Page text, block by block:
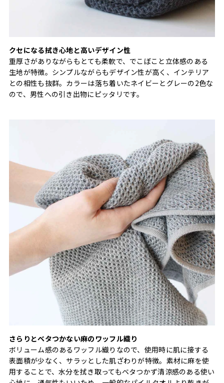
クセになる拭き心地と高いデザイン性
重厚さがありながらもとても柔軟で、でこぼこと立体感のある
生地が特徴。シンプルながらもデザイン性が高く、インテリア
との相性も抜群。カラーは落ち着いたネイビーとグレーの2色な
ので、男性への引き出物にピッタリです。
さらりとベタつかない麻のワッフル織り
ボリューム感のあるワッフル織りなので、使用時に肌に接する
表面積が少なく、サラッとした肌ざわりが特徴。素材に麻を使
用することで、水分を拭き取ってもベタつかず清涼感のある使い